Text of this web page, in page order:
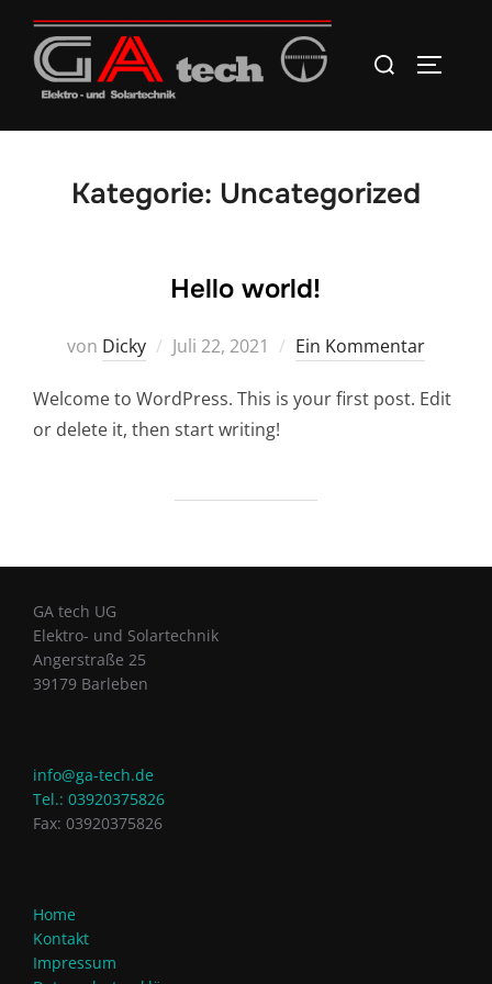
Zum
Inhalt
springen
Suchen
Kategorie: Uncategorized
Hello world!
von Dicky
Veröffentlicht
Juli 22, 2021 Ein Kommentar
Welcome to WordPress. This is your first post. Edit
or delete it, then start writing!
GA tech UG
Elektro- und Solartechnik
Angerstraße 25
39179 Barleben
info@ga-tech.de
Tel.: 03920375826
Fax: 03920375826
Home
Kontakt
Impressum